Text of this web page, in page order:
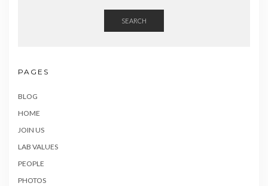
SEARCH
PAGES
BLOG
HOME
JOIN US
LAB VALUES
PEOPLE
PHOTOS